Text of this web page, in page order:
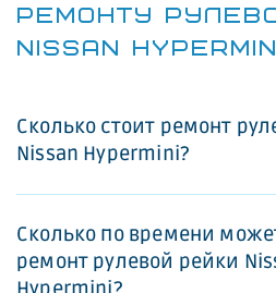
РЕМОНТУ
NISSAN
Сколько стоит ремонт
Nissan Hypermini?
Сколько по времени
ремонт рулевой рейки